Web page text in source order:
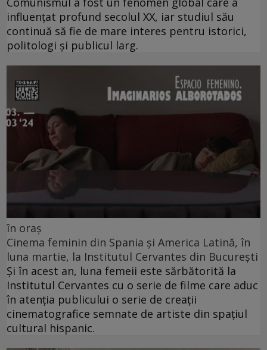
influențat profund secolul XX, iar studiul său
continuă să fie de mare interes pentru istorici,
politologi și publicul larg.
în oraș
Cinema feminin din Spania și America Latină, în
luna martie, la Institutul Cervantes din București
Și în acest an, luna femeii este sărbătorită la
Institutul Cervantes cu o serie de filme care aduc
în atenția publicului o serie de creații
cinematografice semnate de artiste din spațiul
cultural hispanic.